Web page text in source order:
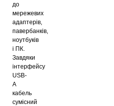
до
мережевих
адаптерів,
павербанків,
ноутбуків
і ПК.
Завдяки
інтерфейсу
USB-
A
кабель
сумісний